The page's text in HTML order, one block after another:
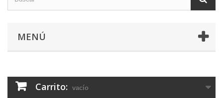
MENÚ
Carrito: vacío